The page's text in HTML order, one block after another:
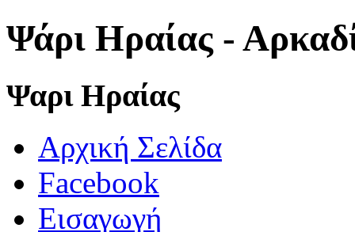
Ψάρι Ηραίας -
Ψαρι Ηραίας
Αρχική Σελίδα
Facebook
Εισαγωγή